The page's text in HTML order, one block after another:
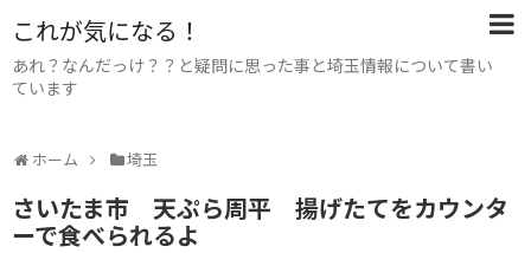
これが気になる！
あれ？なんだっけ？？と疑問に思った事と埼玉情報について書い
ています
ホーム 埼玉
さいたま市 天ぷら周平 揚げたてをカウンタ
ーで食べられるよ